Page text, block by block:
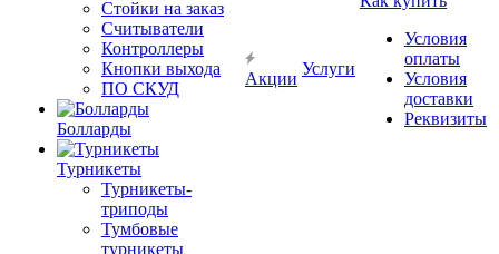
Стойки на заказ
Считыватели
Контроллеры
Кнопки выхода
ПО СКУД
Болларды
Турникеты
Турникеты-
триподы
Тумбовые
турникеты
Акции
Услуги
Условия
оплаты
Условия
доставки
Реквизиты